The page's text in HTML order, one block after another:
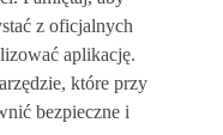
z oficjalnych
aplikację.
które przy
bezpieczne i